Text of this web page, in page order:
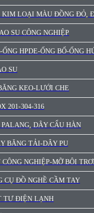
LOẠI MÀU ĐỒNG ĐỎ,
SU CÔNG NGHIỆP
HPDE-ỐNG BỐ-ỐNG
SU
KEO-LƯỚI CHE
201-304-316
DÂY CẨU HÀN
BĂNG TẢI-DÂY PU
NGHIỆP-MỠ BÔI
CỤ ĐỒ NGHỀ CẦM TAY
TƯ ĐIỆN LẠNH